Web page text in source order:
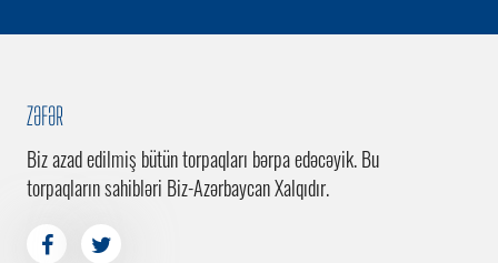
ZƏFƏR
Biz azad edilmiş bütün torpaqları bərpa edəcəyik. Bu
torpaqların sahibləri Biz-Azərbaycan Xalqıdır.